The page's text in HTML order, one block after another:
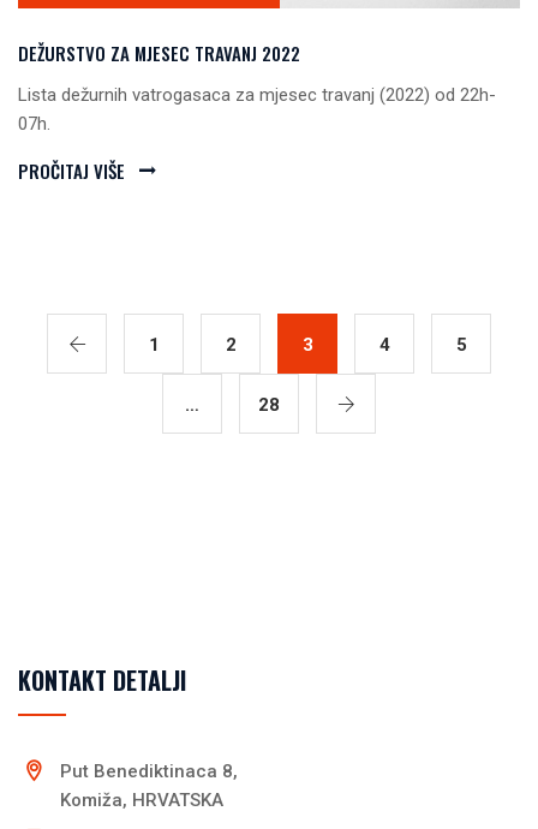
DEŽURSTVO ZA MJESEC TRAVANJ 2022
Lista dežurnih vatrogasaca za mjesec travanj (2022) od 22h-
07h.
PROČITAJ VIŠE
1 2 3 4 5
… 28
KONTAKT DETALJI
Put Benediktinaca 8,
Komiža, HRVATSKA